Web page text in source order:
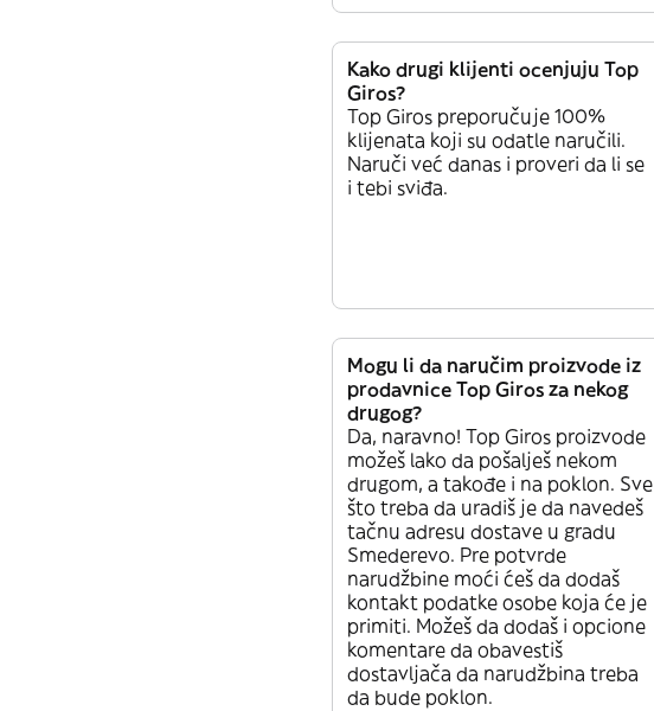
Kako drugi klijenti ocenjuju Top
Giros?
Top Giros preporučuje 100%
klijenata koji su odatle naručili.
Naruči već danas i proveri da li se
i tebi sviđa.
Mogu li da naručim proizvode iz
prodavnice Top Giros za nekog
drugog?
Da, naravno! Top Giros proizvode
možeš lako da pošalješ nekom
drugom, a takođe i na poklon. Sve
što treba da uradiš je da navedeš
tačnu adresu dostave u gradu
Smederevo. Pre potvrde
narudžbine moći ćeš da dodaš
kontakt podatke osobe koja će je
primiti. Možeš da dodaš i opcione
komentare da obavestiš
dostavljača da narudžbina treba
da bude poklon.